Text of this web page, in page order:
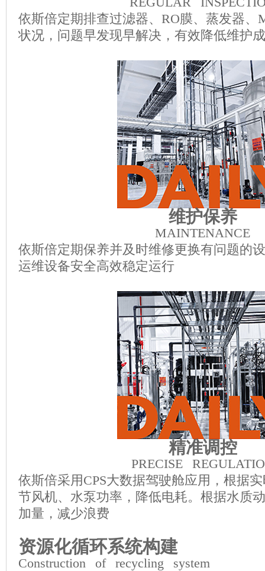
依斯倍定期排查过滤器、RO膜、蒸发器、
状况，问题早发现早解决，有效降低维护
维护保养
MAINTENANCE
依斯倍定期保养并及时维修更换有问题的
运维设备安全高效稳定运行
精准调控
PRECISE
依斯倍采用CPS大数据驾驶舱应用，根据
节风机、水泵功率，降低电耗。根据水质
加量，减少浪费
资源化循环系统构建
Construction of recycling system